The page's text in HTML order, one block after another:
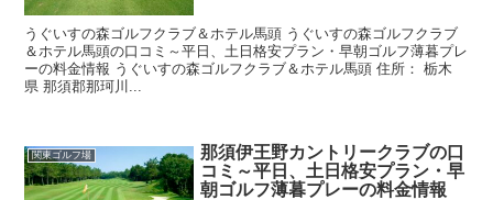
うぐいすの森ゴルフクラブ＆ホテル馬頭 うぐいすの森ゴルフクラブ
＆ホテル馬頭の口コミ～平日、土日格安プラン・早朝ゴルフ薄暮プレ
ーの料金情報 うぐいすの森ゴルフクラブ＆ホテル馬頭 住所： 栃木
県 那須郡那珂川...
関東ゴルフ場
那須伊王野カントリークラブの口
コミ～平日、土日格安プラン・早
朝ゴルフ薄暮プレーの料金情報